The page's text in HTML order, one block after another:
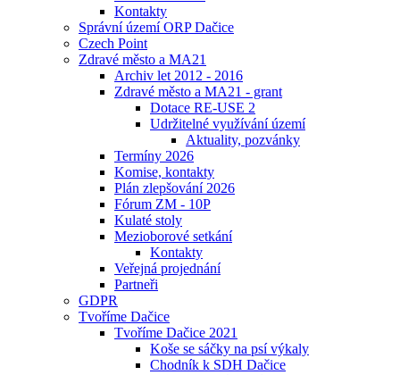
Kontakty
Správní území ORP Dačice
Czech Point
Zdravé město a MA21
Archiv let 2012 - 2016
Zdravé město a MA21 - grant
Dotace RE-USE 2
Udržitelné využívání území
Aktuality, pozvánky
Termíny 2026
Komise, kontakty
Plán zlepšování 2026
Fórum ZM - 10P
Kulaté stoly
Mezioborové setkání
Kontakty
Veřejná projednání
Partneři
GDPR
Tvoříme Dačice
Tvoříme Dačice 2021
Koše se sáčky na psí výkaly
Chodník k SDH Dačice